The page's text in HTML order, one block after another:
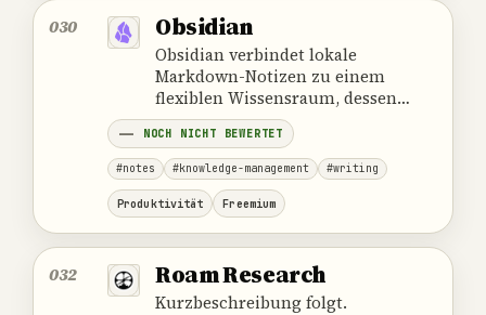
030 Obsidian
Obsidian verbindet lokale
Markdown-Notizen zu einem
flexiblen Wissensraum, dessen
Sicherung, Plugins und
Teamregeln bewusst verwaltet
werden müssen.
NOCH NICHT BEWERTET
#notes #knowledge-management #writing
Produktivität Freemium
032 Roam Research
Kurzbeschreibung folgt.